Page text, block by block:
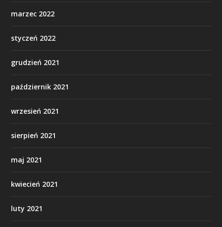
marzec 2022
styczeń 2022
grudzień 2021
październik 2021
wrzesień 2021
sierpień 2021
maj 2021
kwiecień 2021
luty 2021